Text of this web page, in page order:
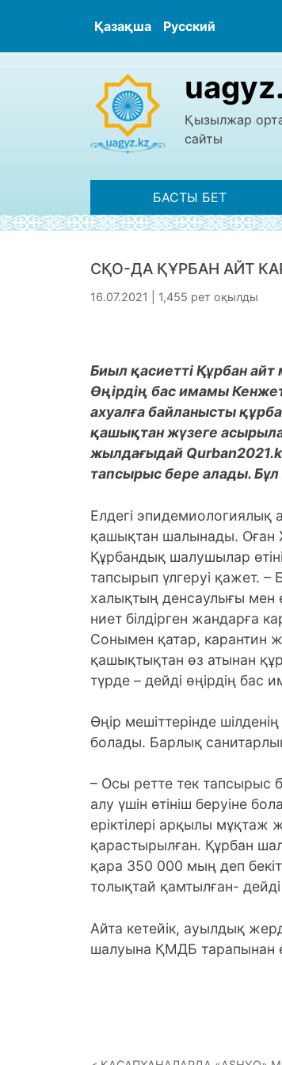
Қазақша Русский
Қызылжар
сайты
БАСТЫ БЕТ
СҚО-ДА ҚҰРБАН АЙТ
16.07.2021 | 1,455 рет оқылды
Биыл қасиетті Құрбан айт
Өңірдің бас имамы
ахуалға байланысты
қашықтан жүзеге
жылдағыдай
тапсырыс бере алады.
Елдегі эпидемиологиялық
қашықтан шалынады. Оған
Құрбандық шалушылар
тапсырып үлгеруі қажет.
халықтың денсаулығы мен
ниет білдірген жандарға
Сонымен қатар, карантин
қашықтықтан өз атынан
түрде – дейді өңірдің
Өңір мешіттерінде
болады. Барлық
– Осы ретте тек тапсырыс
алу үшін өтініш беруіне
еріктілері арқылы мұқтаж
қарастырылған. Құрбан
қара 350 000 мың деп
толықтай қамтылған-
Айта кетейік, ауылдық
шалуына ҚМДБ тарапынан